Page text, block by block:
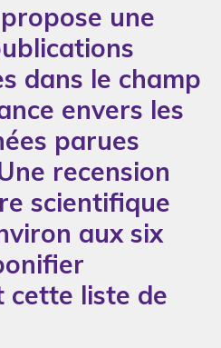
une
dans le champ
envers les
parues
recension
scientifique
aux six
cette liste de